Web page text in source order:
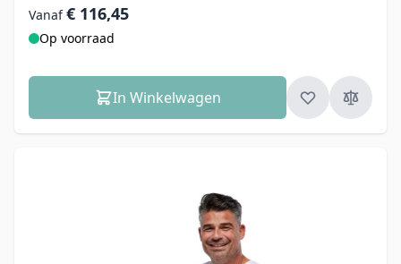
Vanaf € 116,45
Op voorraad
In Winkelwagen